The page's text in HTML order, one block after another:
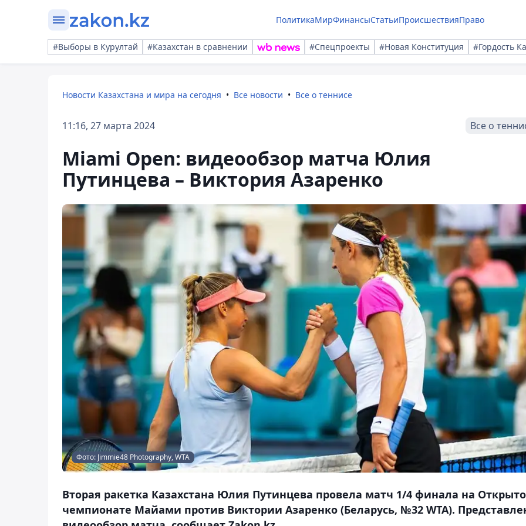
ПолитикаМирФинансыСтатьиПроисшествияПраво
#Выборы в Курултай #Казахстан в сравнении #Спецпроекты #Новая Конституция #Гордость
Новости Казахстана и мира на сегодня Все новости Все о теннисе
11:16, 27 марта 2024 Все о
Miami Open: видеообзор матча Юлия
Путинцева – Виктория Азаренко
Фото: Jimmie48 Photography, WTA
Вторая ракетка Казахстана Юлия Путинцева провела матч 1/4 финала на
чемпионате Майами против Виктории Азаренко (Беларусь, №32 WTA).